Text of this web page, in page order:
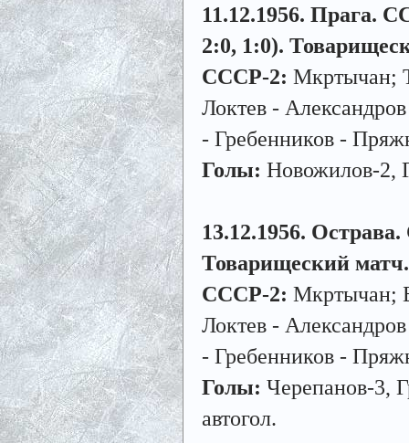
11.12.1956. Прага.
2:0, 1:0).
СССР-2: Мкртычан;
Локтев -
- Гребенников -
Голы: Новожилов-2,
13.12.1956.
Товарищеский матч.
СССР-2: Мкртычан;
Локтев -
- Гребенников -
Голы: Черепанов-3,
автогол.